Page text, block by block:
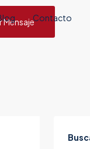
Contacto
Mensaje